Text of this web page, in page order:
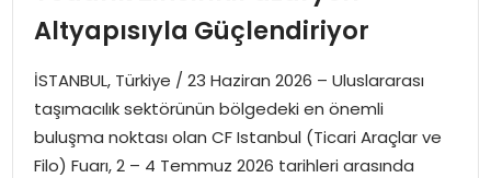
SPOR
EKONOMI
MAGAZIN
Altyapısıyla Güçlendiriyor
İSTANBUL, Türkiye / 23 Haziran 2026 – Uluslararası
taşımacılık sektörünün bölgedeki en önemli
buluşma noktası olan CF Istanbul (Ticari Araçlar ve
Filo) Fuarı, 2 – 4 Temmuz 2026 tarihleri arasında